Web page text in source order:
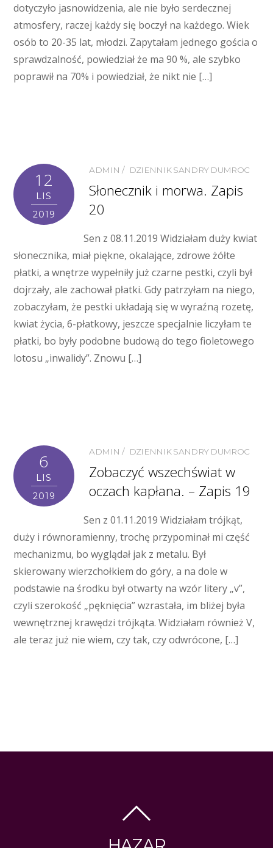
dotyczyło jasnowidzenia, ale nie było serdecznej
atmosfery, raczej każdy się boczył na każdego. Wiek
osób to 20-35 lat, młodzi. Zapytałam jednego gościa o
sprawdzalność, powiedział że ma 90 %, ale szybko
poprawił na 70% i powiedział, że nikt nie […]
12
LIS
2019
ADMIN DZIENNIK SANDRY DUMROC
Słonecznik i morwa. Zapis
20
Sen z 08.11.2019 Widziałam duży kwiat
słonecznika, miał piękne, okalające, zdrowe żółte
płatki, a wnętrze wypełniły już czarne pestki, czyli był
dojrzały, ale zachował płatki. Gdy patrzyłam na niego,
zobaczyłam, że pestki układają się w wyraźną rozetę,
kwiat życia, 6-płatkowy, jeszcze specjalnie liczyłam te
płatki, bo były podobne budową do tego fioletowego
lotosu „inwalidy”. Znowu […]
6
LIS
2019
ADMIN DZIENNIK SANDRY DUMROC
Zobaczyć wszechświat w
oczach kapłana. – Zapis 19
Sen z 01.11.2019 Widziałam trójkąt,
duży i równoramienny, trochę przypominał mi część
mechanizmu, bo wyglądał jak z metalu. Był
skierowany wierzchołkiem do góry, a na dole w
podstawie na środku był otwarty na wzór litery „v”,
czyli szerokość „pęknięcia” wzrastała, im bliżej była
wewnętrznej krawędzi trójkąta. Widziałam również V,
ale teraz już nie wiem, czy tak, czy odwrócone, […]